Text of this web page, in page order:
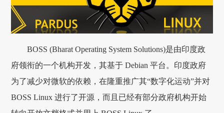
BOSS (Bharat Operating System Solutions)是由印度政
府领衔的一个机构开发，其基于 Debian 平台。印度政府
为了减少对微软的依赖，在隆重推广其“数字化运动”并对
BOSS Linux 进行了开源，而且已经有部分政府机构开始